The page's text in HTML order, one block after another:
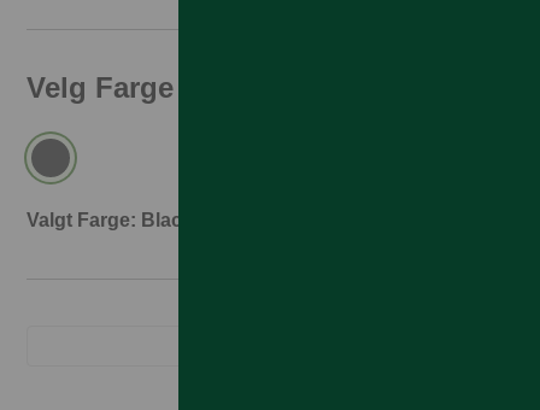
Velg Farge
Valgt Farge: Black